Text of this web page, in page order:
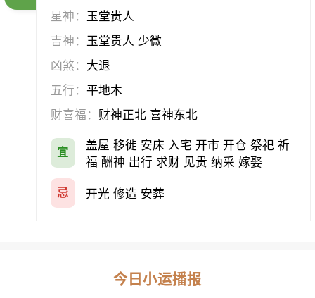
星神： 玉堂贵人
吉神： 玉堂贵人 少微
凶煞： 大退
五行：平地木
财喜福： 财神正北 喜神东北
宜
盖屋 移徙 安床 入宅 开市 开仓 祭祀 祈
福 酬神 出行 求财 见贵 纳采 嫁娶
忌 开光 修造 安葬
今日小运播报